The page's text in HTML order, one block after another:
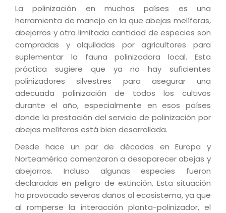
La polinización en muchos países es una
herramienta de manejo en la que abejas melíferas,
abejorros y otra limitada cantidad de especies son
compradas y alquiladas por agricultores para
suplementar la fauna polinizadora local. Esta
práctica sugiere que ya no hay suficientes
polinizadores silvestres para asegurar una
adecuada polinización de todos los cultivos
durante el año, especialmente en esos países
donde la prestación del servicio de polinización por
abejas melíferas está bien desarrollada.
Desde hace un par de décadas en Europa y
Norteamérica comenzaron a desaparecer abejas y
abejorros. Incluso algunas especies fueron
declaradas en peligro de extinción. Esta situación
ha provocado severos daños al ecosistema, ya que
al romperse la interacción planta-polinizador, el